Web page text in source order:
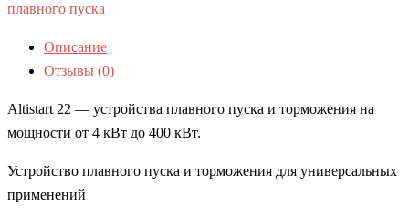
плавного пуска
Описание
Отзывы (0)
Altistart 22 — устройства плавного пуска и торможения на
мощности от 4 кВт до 400 кВт.
Устройство плавного пуска и торможения для универсальных
применений